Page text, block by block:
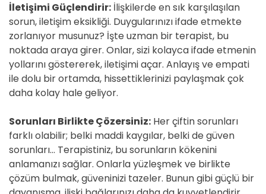
İletişimi Güçlendirir: İlişkilerde en sık karşılaşılan
sorun, iletişim eksikliği. Duygularınızı ifade etmekte
zorlanıyor musunuz? İşte uzman bir terapist, bu
noktada araya girer. Onlar, sizi kolayca ifade etmenin
yollarını göstererek, iletişimi açar. Anlayış ve empati
ile dolu bir ortamda, hissettiklerinizi paylaşmak çok
daha kolay hale geliyor.
Sorunları Birlikte Çözersiniz: Her çiftin sorunları
farklı olabilir; belki maddi kaygılar, belki de güven
sorunları… Terapistiniz, bu sorunların kökenini
anlamanızı sağlar. Onlarla yüzleşmek ve birlikte
çözüm bulmak, güveninizi tazeler. Bunun gibi güçlü bir